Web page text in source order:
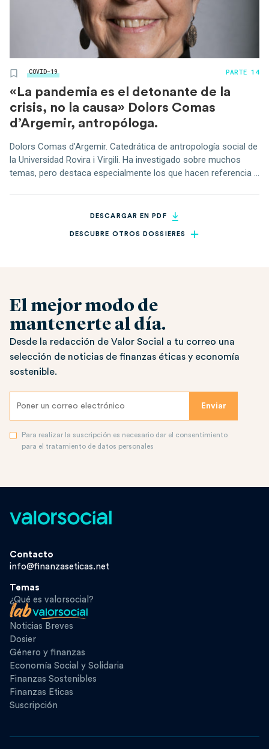
PARTE 14
COVID-19
«La pandemia es el detonante de la
crisis, no la causa» Dolors Comas
d’Argemir, antropóloga.
Dolors Comas d’Argemir. Catedrática de antropología social de
la Universidad Rovira i Virgili. Ha investigado sobre muchos
temas, pero destaca especialmente los que hacen referencia ...
DESCARGAR EN PDF
DESCUBRE OTROS DOSSIERES
El mejor modo de
mantenerte al día.
Desde la redacción de Valor Social a tu correo una
selección de noticias de finanzas éticas y economía
sostenible.
Para realizar la suscripción es necesario dar el consentimiento
para el tratamiento de datos personales
Contacto
info@finanzaseticas.net
Temas
¿Qué es valorsocial?
Noticias Breves
Dosier
Género y finanzas
Economía Social y Solidaria
Finanzas Sostenibles
Finanzas Eticas
Suscripción